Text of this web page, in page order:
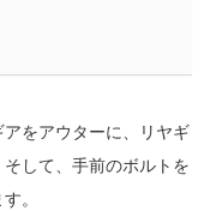
をアウターに、リヤギ
して、手前のボルトを
。